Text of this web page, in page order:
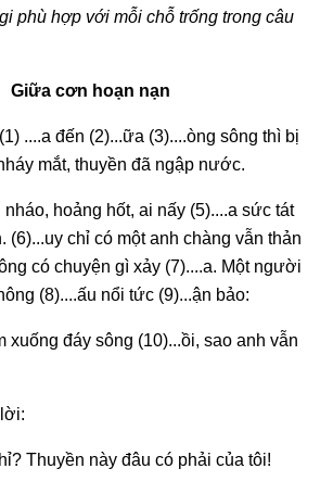
phù hợp với mỗi chỗ trống trong câu
Giữa cơn hoạn nạn
....a đến (2)...ữa (3)....òng sông thì bị
mắt, thuyền đã ngập nước.
hoảng hốt, ai nấy (5)....a sức tát
(6)...uy chỉ có một anh chàng vẫn thản
có chuyện gì xảy (7)....a. Một người
(8)....ấu nổi tức (9)...ận bảo:
xuống đáy sông (10)...ồi, sao anh vẫn
Thuyền này đâu có phải của tôi!